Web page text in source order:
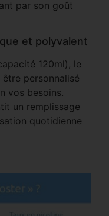
par son goût
et polyvalent
120ml), le
personnalisé
vos besoins.
un remplissage
quotidienne